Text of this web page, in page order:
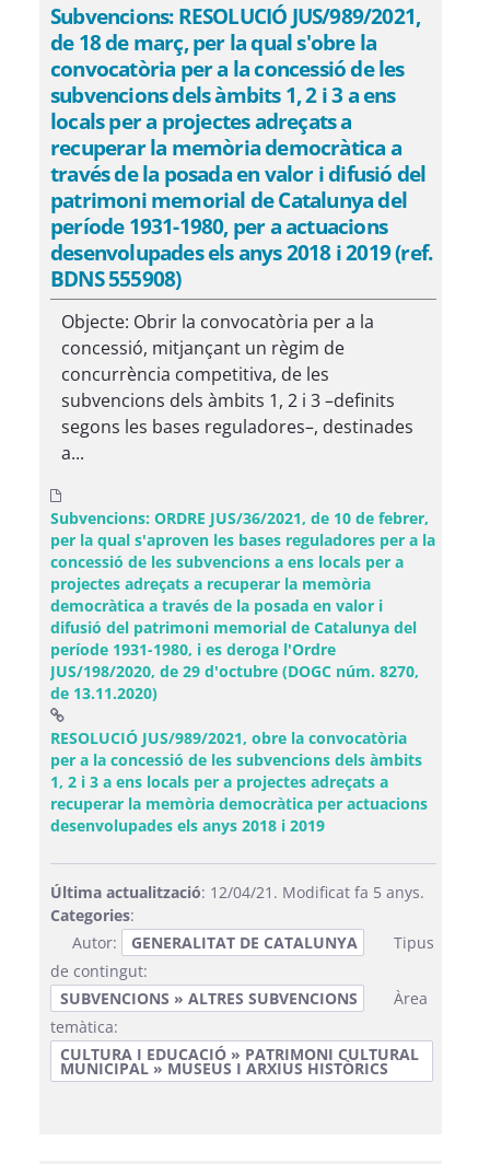
Subvencions: RESOLUCIÓ JUS/989/2021,
de 18 de març, per la qual s'obre la
convocatòria per a la concessió de les
subvencions dels àmbits 1, 2 i 3 a ens
locals per a projectes adreçats a
recuperar la memòria democràtica a
través de la posada en valor i difusió del
patrimoni memorial de Catalunya del
període 1931-1980, per a actuacions
desenvolupades els anys 2018 i 2019 (ref.
BDNS 555908)
Objecte: Obrir la convocatòria per a la
concessió, mitjançant un règim de
concurrència competitiva, de les
subvencions dels àmbits 1, 2 i 3 –definits
segons les bases reguladores–, destinades
a...
Subvencions: ORDRE JUS/36/2021, de 10 de febrer,
per la qual s'aproven les bases reguladores per a la
concessió de les subvencions a ens locals per a
projectes adreçats a recuperar la memòria
democràtica a través de la posada en valor i
difusió del patrimoni memorial de Catalunya del
període 1931-1980, i es deroga l'Ordre
JUS/198/2020, de 29 d'octubre (DOGC núm. 8270,
de 13.11.2020)
RESOLUCIÓ JUS/989/2021, obre la convocatòria
per a la concessió de les subvencions dels àmbits
1, 2 i 3 a ens locals per a projectes adreçats a
recuperar la memòria democràtica per actuacions
desenvolupades els anys 2018 i 2019(Obre una finestra
Última actualització: 12/04/21. Modificat fa 5 anys.
Categories:
Autor:
GENERALITAT DE CATALUNYA
Tipus
de contingut:
SUBVENCIONS » ALTRES SUBVENCIONS
Àrea
temàtica:
CULTURA I EDUCACIÓ » PATRIMONI CULTURAL
MUNICIPAL » MUSEUS I ARXIUS HISTÒRICS